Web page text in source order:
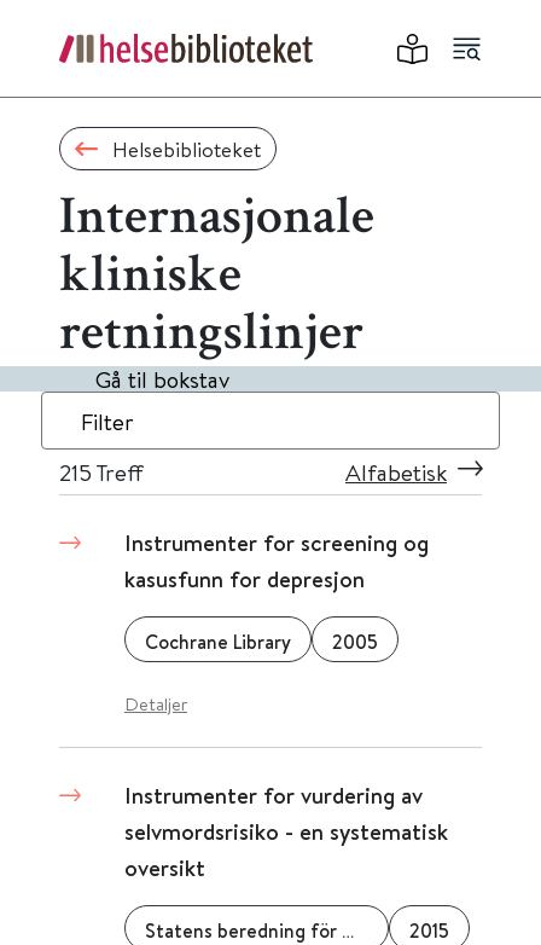
Helsebiblioteket
Internasjonale
kliniske
retningslinjer
Gå til bokstav
Filter
215 Treff Alfabetisk
Instrumenter for screening og
kasusfunn for depresjon
Cochrane Library 2005
Detaljer
Instrumenter for vurdering av
selvmordsrisiko - en systematisk
oversikt
Statens beredning för medicinsk utvärdering (SBU) 2015